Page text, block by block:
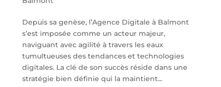
Depuis sa genèse, l’Agence Digitale à Balmont
s’est imposée comme un acteur majeur,
naviguant avec agilité à travers les eaux
tumultueuses des tendances et technologies
digitales. La clé de son succès réside dans une
stratégie bien définie qui la maintient...